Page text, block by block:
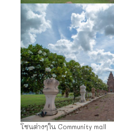
โซนต่างๆใน Community mall